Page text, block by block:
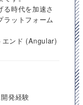
時代を加速さ
ラットフォーム
ンド (Angular)
発経験